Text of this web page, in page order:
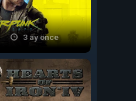
3 ay önce